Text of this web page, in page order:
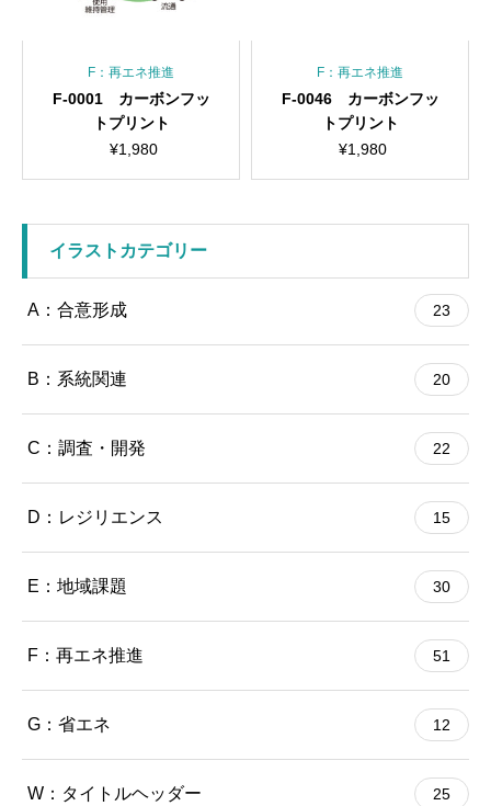
F：再エネ推進
F-0001 カーボンフッ
トプリント
¥1,980
F：再エネ推進
F-0046 カーボンフッ
トプリント
¥1,980
イラストカテゴリー
A：合意形成 23
B：系統関連 20
C：調査・開発 22
D：レジリエンス 15
E：地域課題 30
F：再エネ推進 51
G：省エネ 12
W：タイトルヘッダー 25